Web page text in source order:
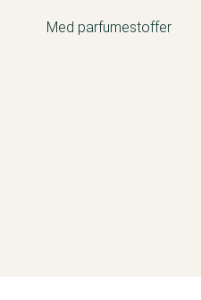
Med parfumestoffer